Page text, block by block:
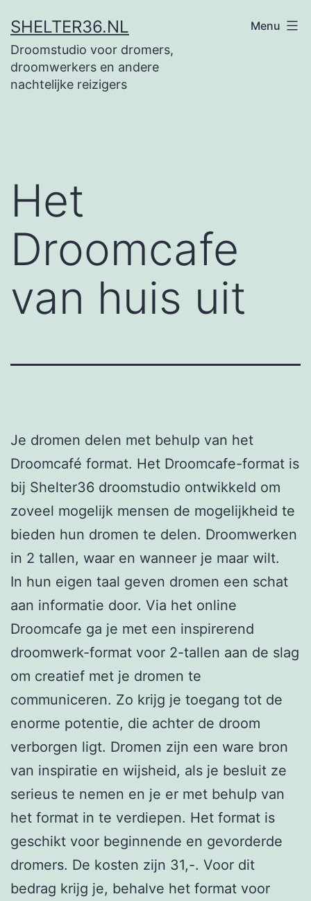
naar
de
inhoud
SHELTER36.NL
Droomstudio voor dromers,
droomwerkers en andere
nachtelijke reizigers
Menu
Het
Droomcafe
van huis uit
Je dromen delen met behulp van het
Droomcafé format. Het Droomcafe-format is
bij Shelter36 droomstudio ontwikkeld om
zoveel mogelijk mensen de mogelijkheid te
bieden hun dromen te delen. Droomwerken
in 2 tallen, waar en wanneer je maar wilt.
In hun eigen taal geven dromen een schat
aan informatie door. Via het online
Droomcafe ga je met een inspirerend
droomwerk-format voor 2-tallen aan de slag
om creatief met je dromen te
communiceren. Zo krijg je toegang tot de
enorme potentie, die achter de droom
verborgen ligt. Dromen zijn een ware bron
van inspiratie en wijsheid, als je besluit ze
serieus te nemen en je er met behulp van
het format in te verdiepen. Het format is
geschikt voor beginnende en gevorderde
dromers. De kosten zijn 31,-. Voor dit
bedrag krijg je, behalve het format voor